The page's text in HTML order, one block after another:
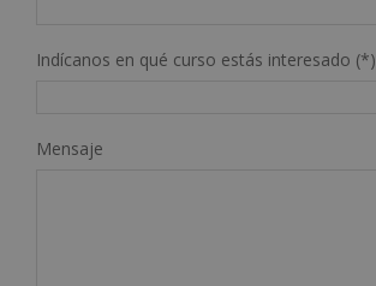
Indícanos en qué curso estás interesado (*)
Mensaje